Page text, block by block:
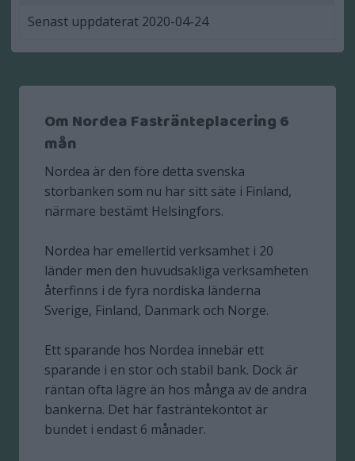
Senast uppdaterat 2020-04-24
Om Nordea Fastränteplacering 6
mån
Nordea är den före detta svenska
storbanken som nu har sitt säte i Finland,
närmare bestämt Helsingfors.
Nordea har emellertid verksamhet i 20
länder men den huvudsakliga verksamheten
återfinns i de fyra nordiska länderna
Sverige, Finland, Danmark och Norge.
Ett sparande hos Nordea innebär ett
sparande i en stor och stabil bank. Dock är
räntan ofta lägre än hos många av de andra
bankerna. Det här fasträntekontot är
bundet i endast 6 månader.